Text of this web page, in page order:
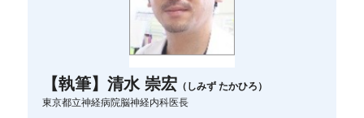
【執筆】清水 崇宏 （しみず たかひろ）
東京都立神経病院脳神経内科医長